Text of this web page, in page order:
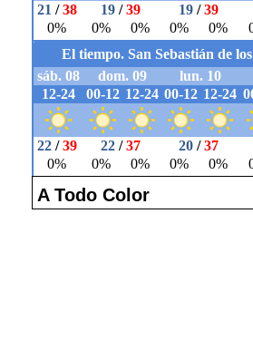
A Todo Color